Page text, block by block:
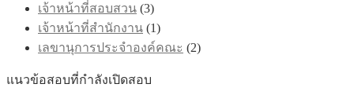
เจ้าหน้าที่สอบสวน (3)
เจ้าหน้าที่สำนักงาน (1)
เลขานุการประจำองค์คณะ (2)
แนวข้อสอบที่กำลังเปิดสอบ